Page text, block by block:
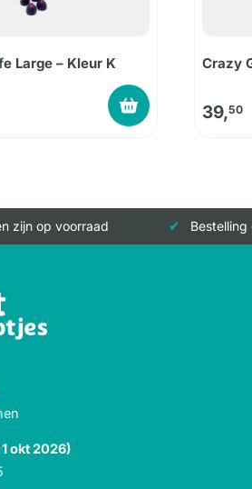
Large – Kleur K Crazy
39,50
zijn op voorraad
okt 2026)